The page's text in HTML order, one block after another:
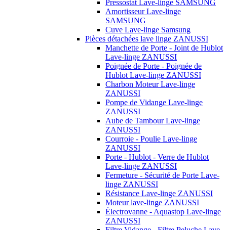
Pressostat Lave-linge SAMSUNG
Amortisseur Lave-linge
SAMSUNG
Cuve Lave-linge Samsung
Pièces détachées lave linge ZANUSSI
Manchette de Porte - Joint de Hublot
Lave-linge ZANUSSI
Poignée de Porte - Poignée de
Hublot Lave-linge ZANUSSI
Charbon Moteur Lave-linge
ZANUSSI
Pompe de Vidange Lave-linge
ZANUSSI
Aube de Tambour Lave-linge
ZANUSSI
Courroie - Poulie Lave-linge
ZANUSSI
Porte - Hublot - Verre de Hublot
Lave-linge ZANUSSI
Fermeture - Sécurité de Porte Lave-
linge ZANUSSI
Résistance Lave-linge ZANUSSI
Moteur lave-linge ZANUSSI
Électrovanne - Aquastop Lave-linge
ZANUSSI